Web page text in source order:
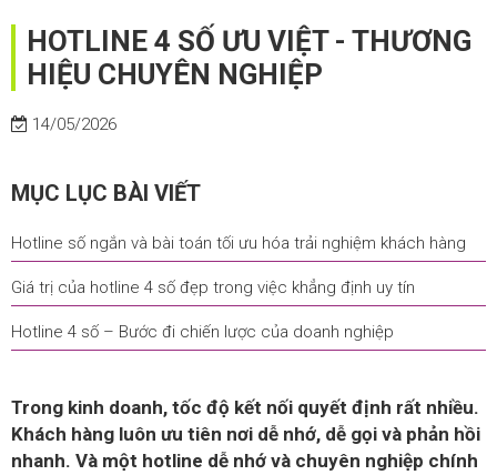
HOTLINE 4 SỐ ƯU VIỆT - THƯƠNG
HIỆU CHUYÊN NGHIỆP
14/05/2026
MỤC LỤC BÀI VIẾT
Hotline số ngắn và bài toán tối ưu hóa trải nghiệm khách hàng
Giá trị của hotline 4 số đẹp trong việc khẳng định uy tín
Hotline 4 số – Bước đi chiến lược của doanh nghiệp
Trong kinh doanh, tốc độ kết nối quyết định rất nhiều.
Khách hàng luôn ưu tiên nơi dễ nhớ, dễ gọi và phản hồi
nhanh. Và một hotline dễ nhớ và chuyên nghiệp chính